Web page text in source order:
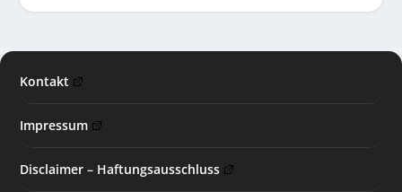
Kontakt
Impressum
Disclaimer – Haftungsausschluss